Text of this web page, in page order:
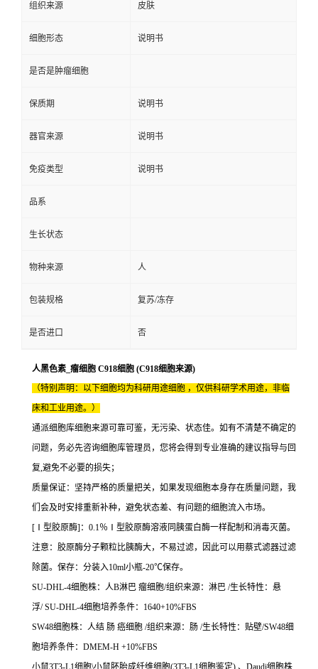
组织来源 皮肤
细胞形态 说明书
是否是肿瘤细胞
保质期 说明书
器官来源 说明书
免疫类型 说明书
品系
生长状态
物种来源 人
包装规格 复苏/冻存
是否进口 否
人黑色素_瘤细胞 C918细胞 (C918细胞来源)
（特别声明：以下细胞均为科研用途细胞 ，仅供科研学术用途，非临
床和工业用途。）
通派细胞库细胞来源可靠可鉴，无污染、状态佳。如有不清楚不确定的
问题，务必先咨询细胞库管理员，您将会得到专业准确的建议指导与回
复,避免不必要的损失；
质量保证：坚持严格的质量把关，如果发现细胞本身存在质量问题，我
们会及时安排重新补种，避免状态差、有问题的细胞流入市场。
[Ⅰ型胶原酶]：0.1％Ⅰ型胶原酶溶液同胰蛋白酶一样配制和消毒灭菌。
注意：胶原酶分子颗粒比胰酶大，不易过滤，因此可以用蔡式滤器过滤
除菌。保存：分装入10ml小瓶-20℃保存。
SU-DHL-4细胞株：人B淋巴 瘤细胞/组织来源：淋巴 /生长特性：悬
浮/ SU-DHL-4细胞培养条件：1640+10%FBS
SW48细胞株：人结 肠 癌细胞 /组织来源：肠 /生长特性：贴壁/SW48细
胞培养条件：DMEM-H +10%FBS
小鼠3T3-L1细胞\小鼠胚胎成纤维细胞(3T3-L1细胞鉴定) 、Daudi细胞株